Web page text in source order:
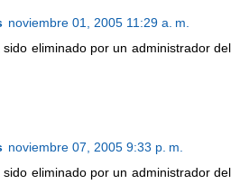
noviembre 01, 2005 11:29 a. m.
eliminado por un administrador del
noviembre 07, 2005 9:33 p. m.
eliminado por un administrador del